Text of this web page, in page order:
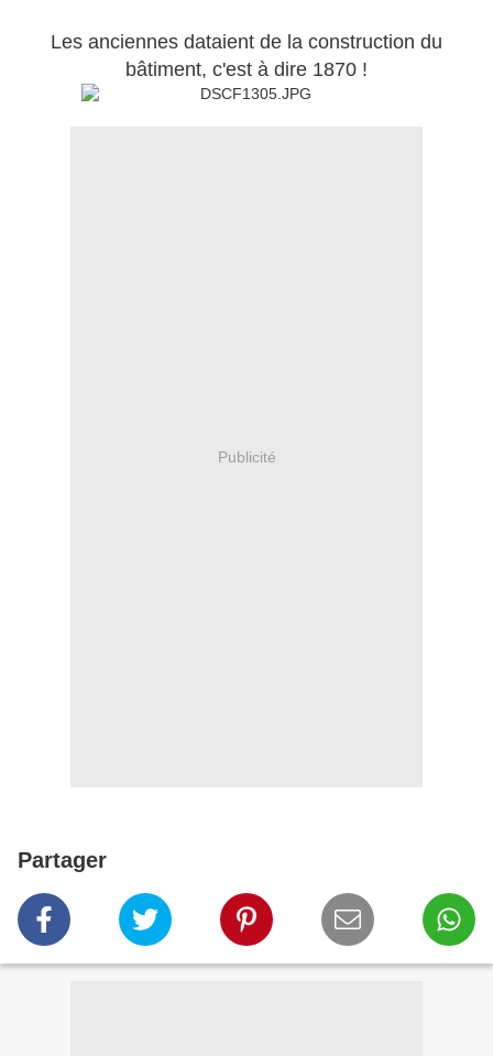
Les anciennes dataient de la construction du
bâtiment, c'est à dire 1870 !
Publicité
Partager